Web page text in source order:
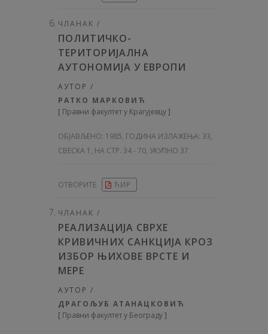
ЧЛАНАК /
ПОЛИТИЧКО-
ТЕРИТОРИЈАЛНА
АУТОНОМИЈА У ЕВРОПИ
АУТОР /
РАТКО МАРКОВИЋ
[ Правни факултет у Крагујевцу]
ОБЈАВЉЕНО: 1985, ГОДИНА ИЗЛАЖЕЊА: 33,
СВЕСКА 1, НА СТР. 34 - 70, УКУПНО 37
ОТВОРИТЕ ЋИР
ЧЛАНАК /
РЕАЛИЗАЦИЈА СВРХЕ
КРИВИЧНИХ САНКЦИЈА КРОЗ
ИЗБОР ЊИХОВЕ ВРСТЕ И
МЕРЕ
АУТОР /
ДРАГОЉУБ АТАНАЦКОВИЋ
[ Правни факултет у Београду]